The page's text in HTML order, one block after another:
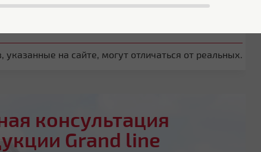
на сайте, могут отличаться от реальных.
консультация
Grand line